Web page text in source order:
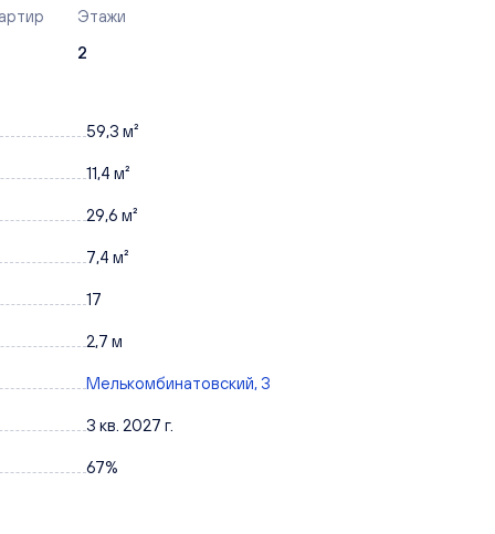
Этажи
2
59,3 м²
11,4 м²
29,6 м²
7,4 м²
17
2,7 м
Мелькомбинатовский, 3
3 кв. 2027 г.
67%